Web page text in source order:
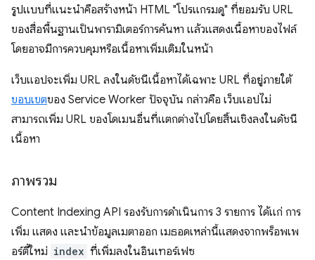
รูปแบบที่แนะนำคือสร้างหน้า HTML "โปรแกรมดู" ที่ยอมรับ URL
ของสื่อพื้นฐานเป็นพารามิเตอร์การค้นหา แล้วแสดงเนื้อหาของไฟล์
โดยอาจมีการควบคุมหรือเนื้อหาเพิ่มเติมในหน้า
เว็บแอปจะเพิ่ม URL ลงในดัชนีเนื้อหาได้เฉพาะ URL ที่อยู่ภายใต้
ขอบเขตของ Service Worker ปัจจุบัน กล่าวคือ เว็บแอปไม่
สามารถเพิ่ม URL ของโดเมนอื่นที่แตกต่างไปโดยสิ้นเชิงลงในดัชนี
เนื้อหา
ภาพรวม
Content Indexing API รองรับการดำเนินการ 3 รายการ ได้แก่ การ
เพิ่ม แสดง และนําข้อมูลเมตาออก เมธอดเหล่านี้แสดงจากพร็อพเพ
อร์ตี้ใหม่ index ที่เพิ่มลงในอินเทอร์เฟซ